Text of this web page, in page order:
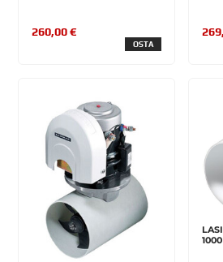
260,00 €
OSTA
1000